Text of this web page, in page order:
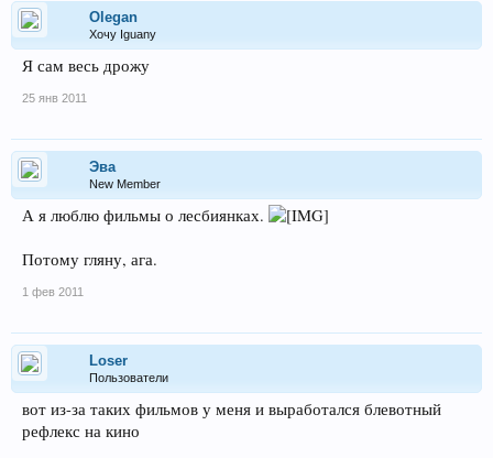
Olegan
Хочу Iguanу
Я сам весь дрожу
25 янв 2011
Эва
New Member
А я люблю фильмы о лесбиянках.
Потому гляну, ага.
1 фев 2011
Loser
Пользователи
вот из-за таких фильмов у меня и выработался блевотный
рефлекс на кино